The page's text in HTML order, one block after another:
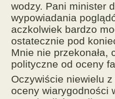
wodzy. Pani minister
wypowiadania
aczkolwiek bardzo
ostatecznie pod
Mnie nie
polityczne od oceny
Oczywiście niewielu
oceny wiarygodności